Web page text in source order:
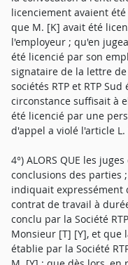
licenciement avaient
que M. [K] avait été
l'employeur ; qu'en
été licencié par son
signataire de la lettre
sociétés RTP et RTP
circonstance suffisait à
été licencié par une
d'appel a violé l'article
4°) ALORS QUE les
conclusions des parties
indiquait expressément
contrat de travail à
conclu par la Société
Monsieur [T] [Y], et que
établie par la Société